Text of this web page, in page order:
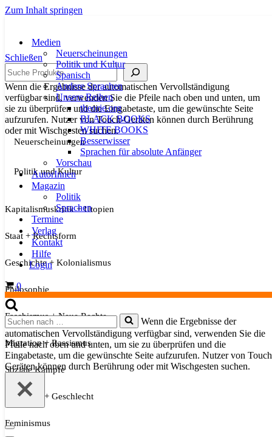
Zum Inhalt springen
Medien
Neuerscheinungen
Politik und Kultur
Spanisch
Andere Sprachen
Unsere Reihen
theorie.org
BLACK BOOKS
WHITE BOOKS
Besserwisser
Sprachen für absolute Anfänger
Vorschau
AutorInnen
Magazin
Politik
Sprachen
Termine
Verlag
Kontakt
Hilfe
Login
Warenkorb
0
Suchen
nach …
Wenn die Ergebnisse der
automatischen Vervollständigung verfügbar sind, verwenden Sie die
Pfeile nach oben und unten, um sie zu überprüfen und die
Eingabetaste, um die gewünschte Seite aufzurufen. Nutzer von
Geräten können durch Berührung oder mit Wischgesten suchen.
Navigationsmenü
Schließen
Suche
Wenn die Ergebnisse der automatischen Vervollständigung
verfügbar sind, verwenden Sie die Pfeile nach oben und unten, um
sie zu überprüfen und die Eingabetaste, um die gewünschte Seite
aufzurufen. Nutzer von Touch-Geräten können durch Berührung
oder mit Wischgesten suchen.
Neuerscheinungen
Politik und Kultur
Kapitalismuskritik + Utopien
Staat + Rechtsform
Geschichte + Kolonialismus
Philosophie
Faschismus + Neue Rechte
Migration + Rassismus
Soziale Kämpfe
Sexualität + Geschlecht
Feminismus